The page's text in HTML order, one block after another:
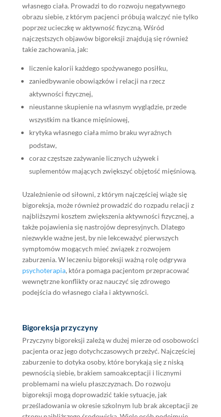
własnego ciała. Prowadzi to do rozwoju negatywnego
obrazu siebie, z którym pacjenci próbują walczyć nie tylko
poprzez ucieczkę w aktywność fizyczną. Wśród
najczęstszych objawów bigoreksji znajdują się również
takie zachowania, jak:
liczenie kalorii każdego spożywanego posiłku,
zaniedbywanie obowiązków i relacji na rzecz
aktywności fizycznej,
nieustanne skupienie na własnym wyglądzie, przede
wszystkim na tkance mięśniowej,
krytyka własnego ciała mimo braku wyraźnych
podstaw,
coraz częstsze zażywanie licznych używek i
suplementów mających zwiększyć objętość mięśniową.
Uzależnienie od siłowni, z którym najczęściej wiąże się
bigoreksja, może również prowadzić do rozpadu relacji z
najbliższymi kosztem zwiększenia aktywności fizycznej, a
także pojawienia się nastrojów depresyjnych. Dlatego
niezwykle ważne jest, by nie lekceważyć pierwszych
symptomów mogących mieć związek z rozwojem
zaburzenia. W leczeniu bigoreksji ważną rolę odgrywa
psychoterapia, która pomaga pacjentom przepracować
wewnętrzne konflikty oraz nauczyć się zdrowego
podejścia do własnego ciała i aktywności.
Bigoreksja przyczyny
Przyczyny bigoreksji zależą w dużej mierze od osobowości
pacjenta oraz jego dotychczasowych przeżyć. Najczęściej
zaburzenie to dotyka osoby, które borykają się z niską
pewnością siebie, brakiem samoakceptacji i licznymi
problemami na wielu płaszczyznach. Do rozwoju
bigoreksji mogą doprowadzić takie sytuacje, jak
prześladowania w okresie szkolnym lub brak akceptacji ze